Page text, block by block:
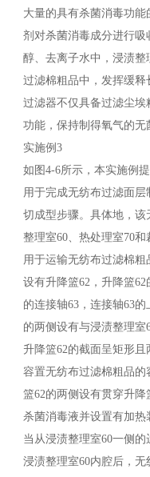
大量的具有杀菌消毒功
剂对杀菌消毒成分进行
醇、去离子水中，浸渍
过滤棉粗品中，发挥缓
过滤器不仅具备过滤尘
功能，保持制得氧气的无
实施例3
如图4-6所示，本实施例
用于完成无纺布过滤面
切成型步骤。具体地，
整理室60、热处理室70
用于运输无纺布过滤棉
设有升降篮62，升降篮
的连接轴63，连接轴63
的两侧设有与浸渍整理室
升降篮62的截面呈矩形
容置无纺布过滤棉粗品的
篮62的两侧设有贯穿升降
杀菌消毒液并设置有加热
当从浸渍整理室60一侧
浸渍整理室60内腔后，